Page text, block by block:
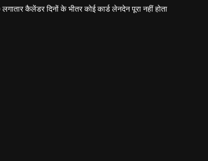
कैलेंडर दिनों के भीतर कोई कार्ड लेनदेन पूरा नहीं होता